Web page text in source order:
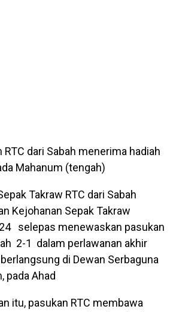
RTC dari Sabah menerima hadiah
Mahanum (tengah)
Takraw RTC dari Sabah
Kejohanan Sepak Takraw
selepas menewaskan pasukan
2-1 dalam perlawanan akhir
di Dewan Serbaguna
pada Ahad
itu, pasukan RTC membawa